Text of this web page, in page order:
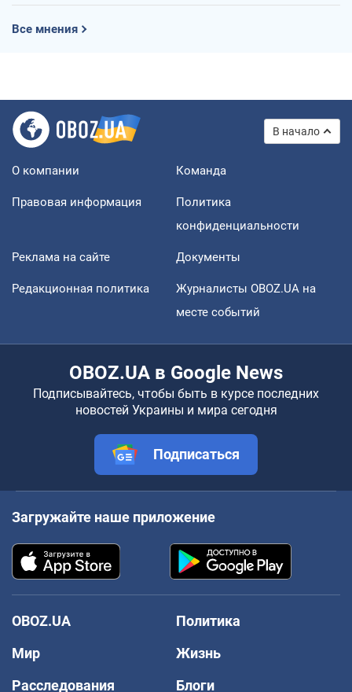
Все мнения
В начало
О компании Команда
Правовая информация
Политика
конфиденциальности
Реклама на сайте Документы
Редакционная политика
Журналисты OBOZ.UA на
месте событий
OBOZ.UA в Google News
Подписывайтесь, чтобы быть в курсе последних
новостей Украины и мира сегодня
Подписаться
Загружайте наше приложение
OBOZ.UA
Политика
Мир
Жизнь
Расследования
Блоги